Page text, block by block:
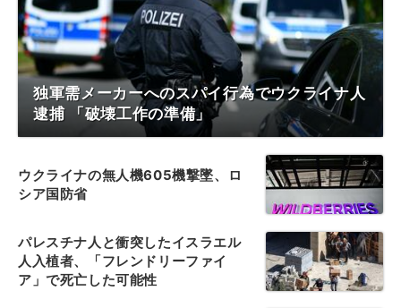
独軍需メーカーへのスパイ行為でウクライナ人
逮捕 「破壊工作の準備」
ウクライナの無人機605機撃墜、ロ
シア国防省
パレスチナ人と衝突したイスラエル
人入植者、「フレンドリーファイ
ア」で死亡した可能性